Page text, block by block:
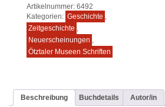
Artikelnummer: 6492
Kategorien: Geschichte ,
Zeitgeschichte ,
Neuerscheinungen ,
Ötztaler Museen Schriften
Beschreibung Buchdetails Autor/in